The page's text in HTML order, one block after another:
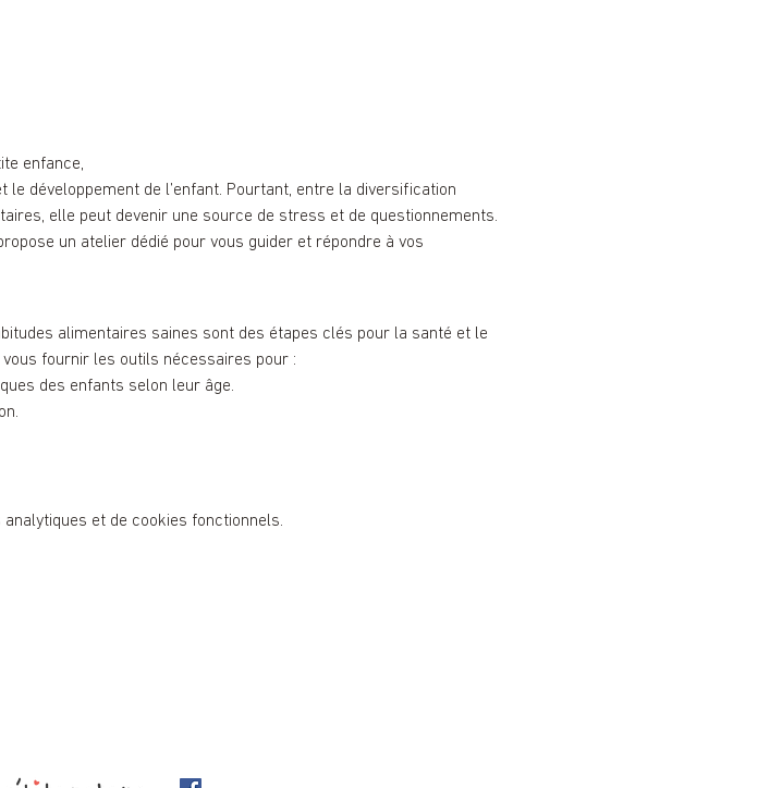
enfance,
le développement de l’enfant. Pourtant, entre la diversification
elle peut devenir une source de stress et de questionnements.
un atelier dédié pour vous guider et répondre à vos
alimentaires saines sont des étapes clés pour la santé et le
fournir les outils nécessaires pour :
des enfants selon leur âge.
et de cookies fonctionnels.